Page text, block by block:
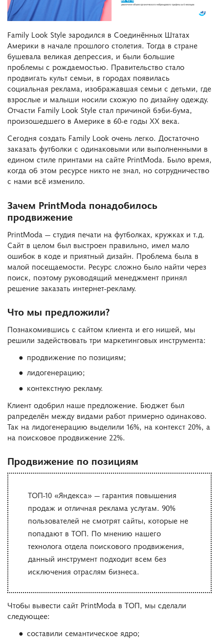
Family Look Style зародился в Соединённых Штатах
Америки в начале прошлого столетия. Тогда в стране
бушевала великая депрессия, и были большие
проблемы с рождаемостью. Правительство стало
продвигать культ семьи, в городах появилась
социальная реклама, изображавшая семьи с детьми, где
взрослые и малыши носили схожую по дизайну одежду.
Отчасти Family Look Style стал причиной бэби-бума,
произошедшего в Америке в 60-е годы XX века.
Сегодня создать Family Look очень легко. Достаточно
заказать футболки с одинаковыми или выполненными в
едином стиле принтами на сайте PrintModa. Было время,
когда об этом ресурсе никто не знал, но сотрудничество
с нами всё изменило.
Зачем PrintModa понадобилось
продвижение
PrintModa — студия печати на футболках, кружках и т.д.
Сайт в целом был выстроен правильно, имел мало
ошибок в коде и приятный дизайн. Проблема была в
малой посещаемости. Ресурс сложно было найти через
поиск, поэтому руководящий менеджмент принял
решение заказать интернет-рекламу.
Что мы предложили?
Познакомившись с сайтом клиента и его нишей, мы
решили задействовать три маркетинговых инструмента:
продвижение по позициям;
лидогенерацию;
контекстную рекламу.
Клиент одобрил наше предложение. Бюджет был
рапределён между видами работ примерно одинаково.
Так на лидогенерацию выделили 16%, на контекст 20%, а
на поисковое продвижение 22%.
Продвижение по позициям
ТОП-10 «Яндекса» — гарантия повышения
продаж и отличная реклама услугам. 90%
пользователей не смотрят сайты, которые не
попадают в ТОП. По мнению нашего
технолога отдела поискового продвижения,
данный инструмент подходит всем без
исключения отраслям бизнеса.
Чтобы вывести сайт PrintModa в ТОП, мы сделали
следующее:
составили семантическое ядро;